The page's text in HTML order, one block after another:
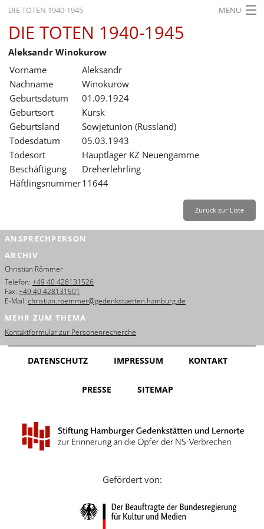
DIE TOTEN 1940-1945 MENU
STARTSEITE
AKTUELLES
AUSSTELLUNGEN
GESCHICHTE
BILDUNG
FORSCHUNG
SERVICE
Français
Dansk
Español
Nederlands
Português
Русский
Leichte Sprache
DIE TOTEN 1940-1945
Aleksandr Winokurow
Vorname
Aleksandr
Nachname
Winokurow
Geburtsdatum
01.09.1924
Geburtsort
Kursk
Geburtsland
Sowjetunion (Russland)
Todesdatum
05.03.1943
Todesort
Hauptlager KZ Neuengamme
Beschäftigung
Dreherlehrling
Häftlingsnummer11644
Zurück zur Liste
ANSPRECHPERSON
ARCHIV
Christian Römmer
Telefon: +49 40 428131526
Fax: +49 40 428131501
E-Mail: christian.roemmer@gedenkstaetten.hamburg.de
MEHR ZUM THEMA
Kontaktformular zur Personenrecherche
DATENSCHUTZ IMPRESSUM KONTAKT
PRESSE SITEMAP
Gefördert von: